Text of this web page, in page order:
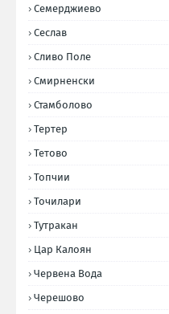
Семерджиево
Сеслав
Сливо Поле
Смирненски
Стамболово
Тертер
Тетово
Топчии
Точилари
Тутракан
Цар Калоян
Червена Вода
Черешово